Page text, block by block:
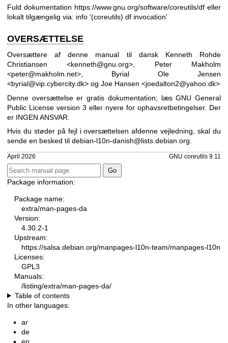
Fuld dokumentation https://www.gnu.org/software/coreutils/df eller
lokalt tilgængelig via: info '(coreutils) df invocation'
OVERSÆTTELSE
Oversættere af denne manual til dansk Kenneth Rohde
Christiansen <kenneth@gnu.org>, Peter Makholm
<peter@makholm.net>, Byrial Ole Jensen
<byrial@vip.cybercity.dk> og Joe Hansen <joedalton2@yahoo.dk>
Denne oversættelse er gratis dokumentation; læsGNU General
Public License version 3 eller nyere for ophavsretbetingelser. Der
er INGEN ANSVAR.
Hvis du støder på fejl i oversættelsen af ​​denne vejledning, skal du
sende en besked til debian-l10n-danish@lists.debian.org.
April 2026 GNU coreutils 9.11
Package information:
Package name:
extra/man-pages-da
Version:
4.30.2-1
Upstream:
https://salsa.debian.org/manpages-l10n-team/manpages-l10n
Licenses:
GPL3
Manuals:
/listing/extra/man-pages-da/
Table of contents
In other languages:
ar
de
en